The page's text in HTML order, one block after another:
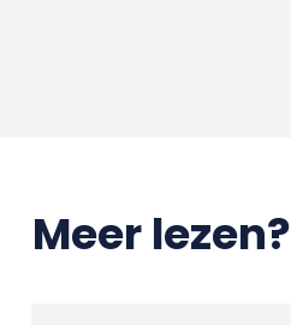
Meer lezen?